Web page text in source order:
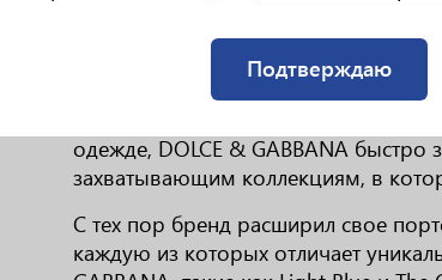
Подтверждаю
DOLCE & GABBANA — это
дизайнерской парой Доменико
традиционного итальянского
цвета, богатые фактуры и драмы.
одежде, DOLCE & GABBANA быстро
захватывающим коллекциям, в
С тех пор бренд расширил свое
каждую из которых отличает